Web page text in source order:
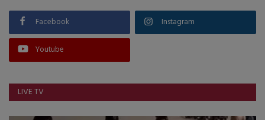
Facebook Instagram
Youtube
LIVE TV